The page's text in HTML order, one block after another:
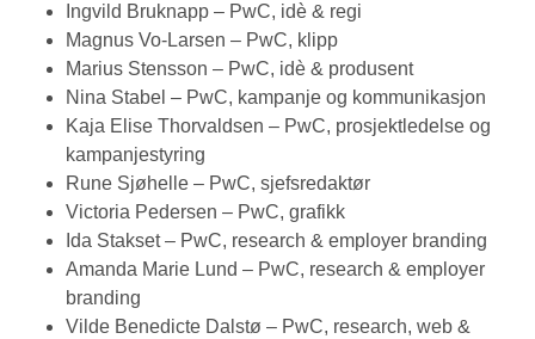
Ingvild Bruknapp – PwC, idè & regi
Magnus Vo-Larsen – PwC, klipp
Marius Stensson – PwC, idè & produsent
Nina Stabel – PwC, kampanje og kommunikasjon
Kaja Elise Thorvaldsen – PwC, prosjektledelse og
kampanjestyring
Rune Sjøhelle – PwC, sjefsredaktør
Victoria Pedersen – PwC, grafikk
Ida Stakset – PwC, research & employer branding
Amanda Marie Lund – PwC, research & employer
branding
Vilde Benedicte Dalstø – PwC, research, web &